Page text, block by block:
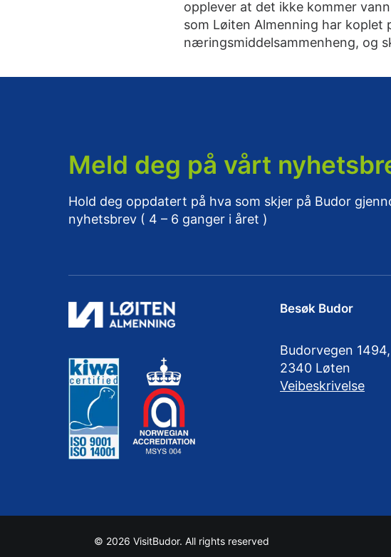
opplever at det ikke kommer
som Løiten Almenning har
næringsmiddelsammenheng, og
Meld deg på vårt
Hold deg oppdatert på hva som skjer på Budor
nyhetsbrev ( 4 – 6 ganger i året )
Besøk Budor
Budorvegen 1494,
2340 Løten
Veibeskrivelse
© 2026 VisitBudor. All rights reserved